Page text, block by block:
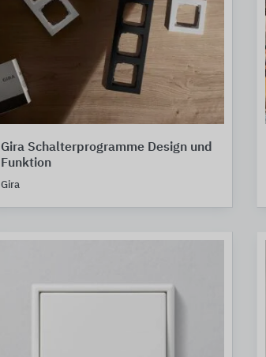
Gira Schalterprogramme Design und
Funktion
Gira